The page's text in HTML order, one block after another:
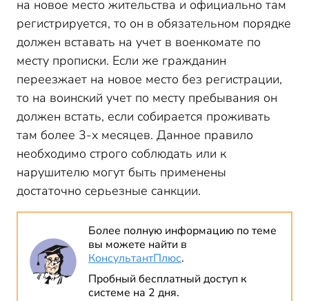
на новое место жительства и официально там
регистрируется, то он в обязательном порядке
должен вставать на учет в военкомате по
месту прописки. Если же гражданин
переезжает на новое место без регистрации,
то на воинский учет по месту пребывания он
должен встать, если собирается проживать
там более 3-х месяцев. Данное правило
необходимо строго соблюдать или к
нарушителю могут быть применены
достаточно серьезные санкции.
Более полную информацию по теме
вы можете найти в
КонсультантПлюс.
Пробный бесплатный доступ к
системе на 2 дня.